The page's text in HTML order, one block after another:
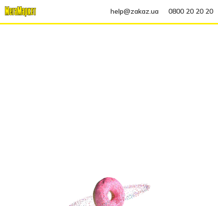
help@zakaz.ua 0800 20 20 20